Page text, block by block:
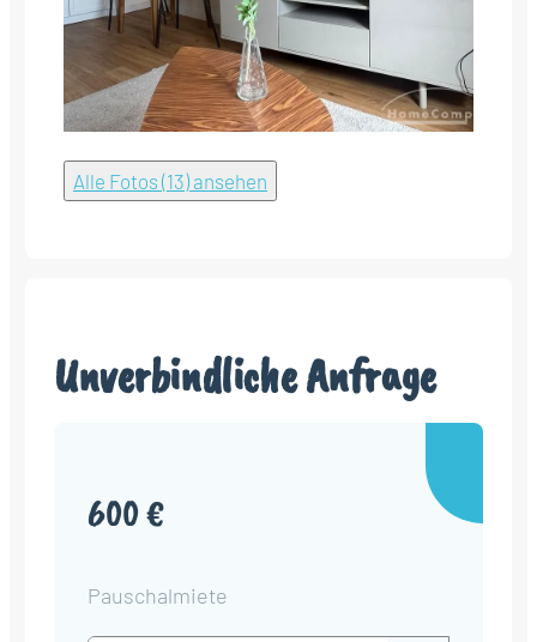
Alle Fotos (13) ansehen
Unverbindliche Anfrage
600 €
Pauschalmiete